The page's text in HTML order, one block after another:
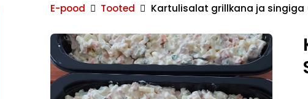
E-pood Tooted Kartulisalat grillkana ja singiga